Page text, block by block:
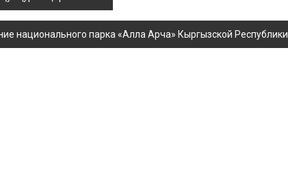
национального парка «Алла Арча» Кыргызской Республики.